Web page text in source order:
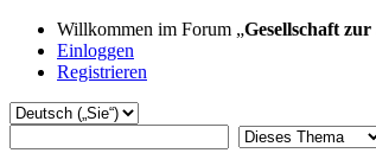
Willkommen im Forum „Gesellschaft
Einloggen
Registrieren